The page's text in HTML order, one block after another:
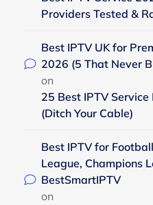
Providers Tested &
Best IPTV UK for
2026 (5 That Never
on
25 Best IPTV
(Ditch Your Cable)
Best IPTV for
League, Champions
BestSmartIPTV
on